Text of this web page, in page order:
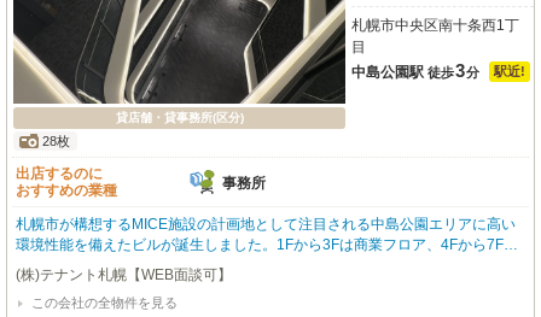
貸店舗・貸事務所(区分)
28枚
札幌市中央区南十条西1丁
目
中島公園駅 徒歩3分 駅近!
出店するのに
おすすめの業種
事務所
札幌市が構想するMICE施設の計画地として注目される中島公園エリアに高い
環境性能を備えたビルが誕生しました。1Fから3Fは商業フロア、4Fから7Fは
オフィスフロア、上層部にはリゾートホテル（インターコンチネンタル）を計
画しております。世界的な環境性能認証であるLEEDゴールド認証を取得予
定。災害にも備えた免震構造、非常用発電機により最大14日間営業可能、屋上
(株)テナント札幌【WEB面談可】
この会社の全物件を見る